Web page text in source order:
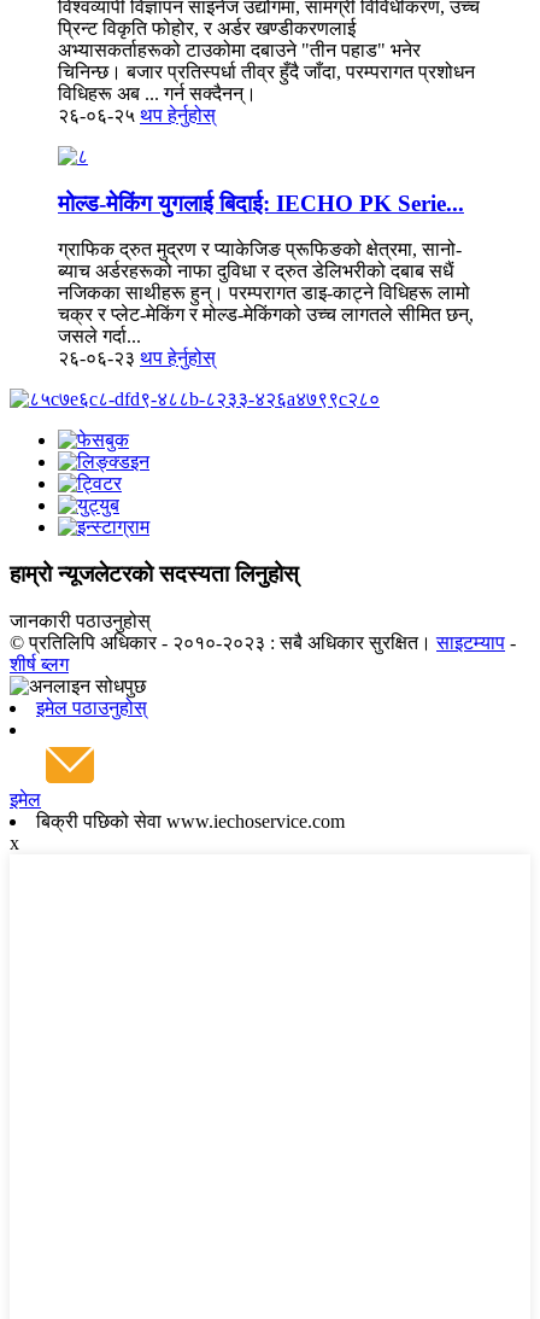
विश्वव्यापी विज्ञापन साइनेज उद्योगमा, सामग्री विविधीकरण, उच्च
प्रिन्ट विकृति फोहोर, र अर्डर खण्डीकरणलाई
अभ्यासकर्ताहरूको टाउकोमा दबाउने "तीन पहाड" भनेर
चिनिन्छ। बजार प्रतिस्पर्धा तीव्र हुँदै जाँदा, परम्परागत प्रशोधन
विधिहरू अब ... गर्न सक्दैनन्।
२६-०६-२५ थप हेर्नुहोस्
मोल्ड-मेकिंग युगलाई बिदाई: IECHO PK Serie...
ग्राफिक द्रुत मुद्रण र प्याकेजिङ प्रूफिङको क्षेत्रमा, सानो-
ब्याच अर्डरहरूको नाफा दुविधा र द्रुत डेलिभरीको दबाब सधैं
नजिकका साथीहरू हुन्। परम्परागत डाइ-काट्ने विधिहरू लामो
चक्र र प्लेट-मेकिंग र मोल्ड-मेकिंगको उच्च लागतले सीमित छन्,
जसले गर्दा...
२६-०६-२३ थप हेर्नुहोस्
हाम्रो न्यूजलेटरको सदस्यता लिनुहोस्
जानकारी पठाउनुहोस्
© प्रतिलिपि अधिकार - २०१०-२०२३ : सबै अधिकार सुरक्षित। साइटम्याप -
शीर्ष ब्लग
इमेल पठाउनुहोस्
इमेल
बिक्री पछिको सेवा www.iechoservice.com
x